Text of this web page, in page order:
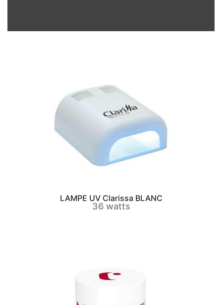
LAMPE UV Clarissa BLANC
36 watts